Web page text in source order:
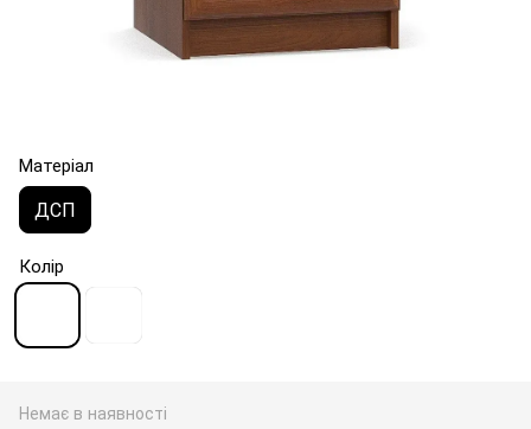
Матеріал
ДСП
Колір
Немає в наявності